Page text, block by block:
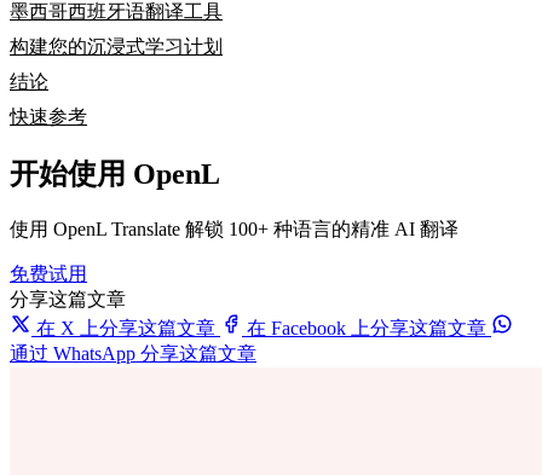
墨西哥西班牙语翻译工具
构建您的沉浸式学习计划
结论
快速参考
开始使用 OpenL
使用 OpenL Translate 解锁 100+ 种语言的精准 AI 翻译
免费试用
分享这篇文章
在 X 上分享这篇文章
在 Facebook 上分享这篇文章
通过 WhatsApp 分享这篇文章